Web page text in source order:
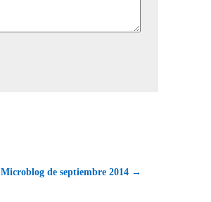
Microblog de septiembre 2014 →